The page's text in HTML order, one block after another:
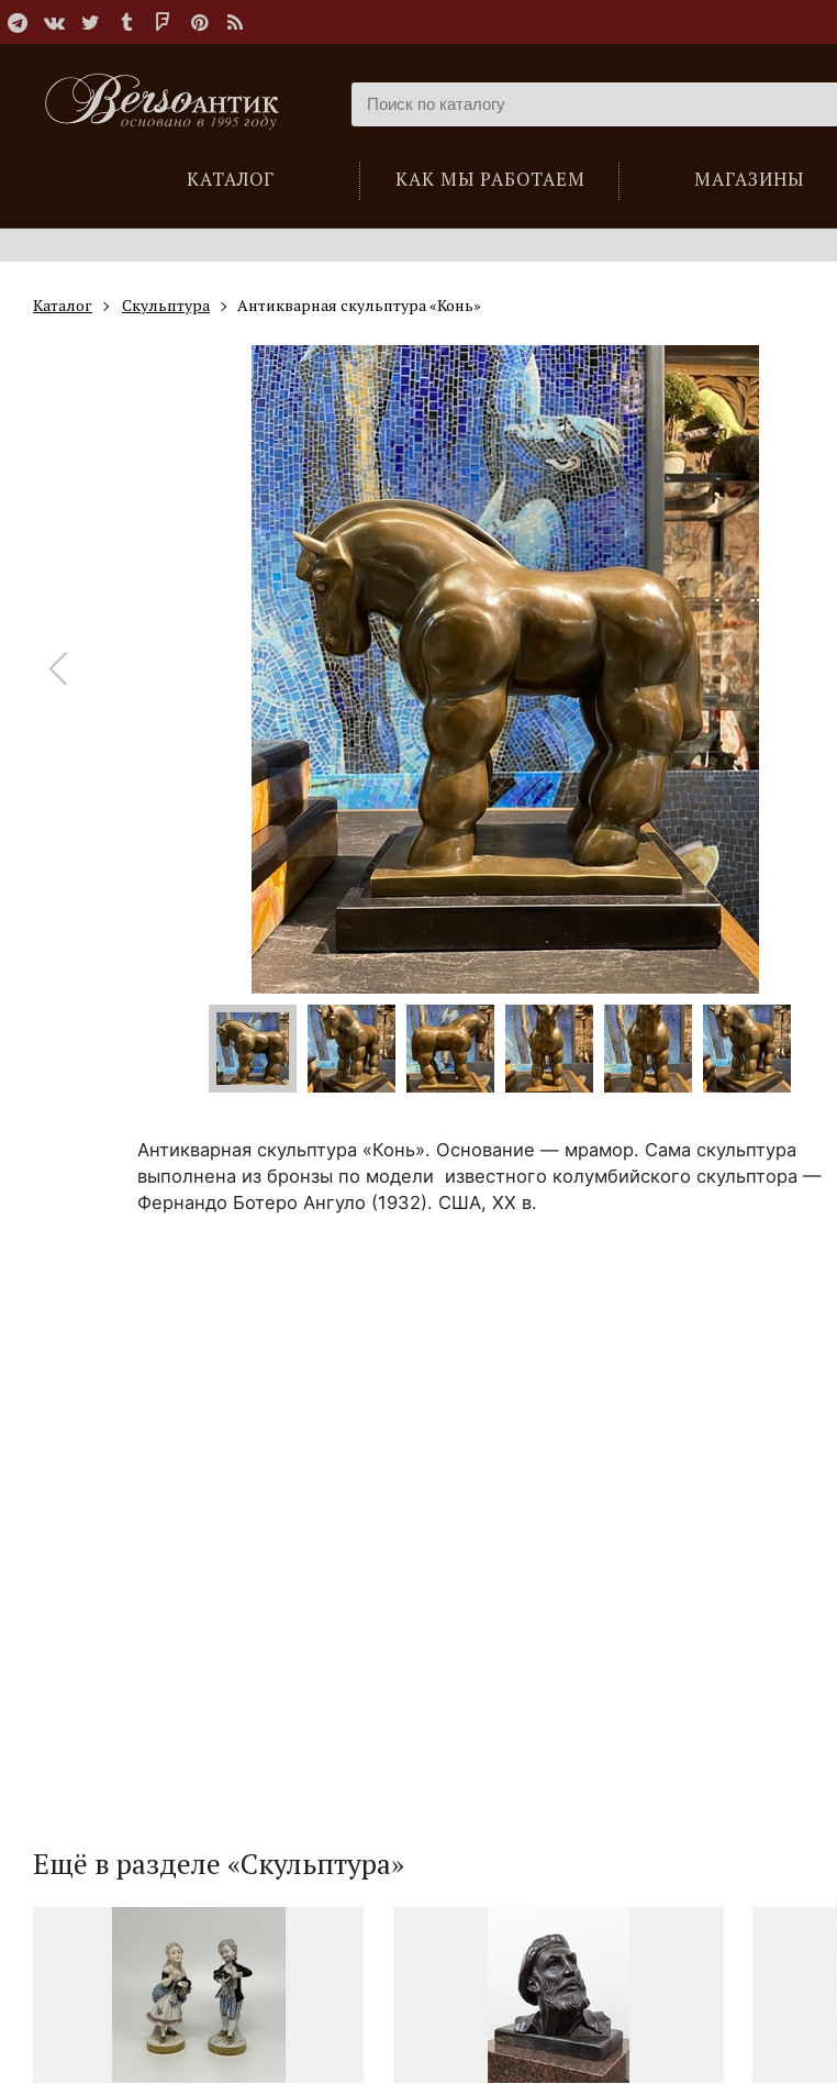
КАТАЛОГ КАК МЫ РАБОТАЕМ МАГАЗИНЫ
Каталог Скульптура Антикварная скульптура «Конь»
Антикварная скульптура «Конь». Основание — мрамор. Сама скульптура
выполнена из бронзы по модели известного колумбийского скульптора —
Фернандо Ботеро Ангуло (1932). США, XX в.
Ещё в разделе «Скульптура»